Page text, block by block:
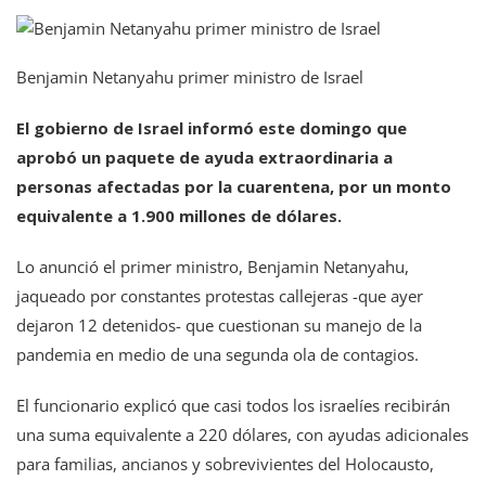
Benjamin Netanyahu primer ministro de Israel
El gobierno de Israel informó este domingo que
aprobó un paquete de ayuda extraordinaria a
personas afectadas por la cuarentena, por un monto
equivalente a 1.900 millones de dólares.
Lo anunció el primer ministro, Benjamin Netanyahu,
jaqueado por constantes protestas callejeras -que ayer
dejaron 12 detenidos- que cuestionan su manejo de la
pandemia en medio de una segunda ola de contagios.
El funcionario explicó que casi todos los israelíes recibirán
una suma equivalente a 220 dólares, con ayudas adicionales
para familias, ancianos y sobrevivientes del Holocausto,